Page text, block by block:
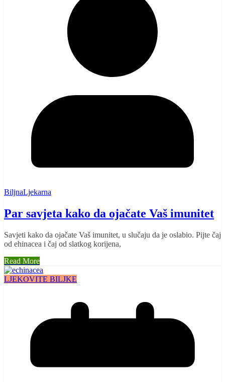
BiljnaLjekarna
Par savjeta kako da ojačate Vaš imunitet
Savjeti kako da ojačate Vaš imunitet, u slučaju da je oslabio. Pijte čaj
od ehinacea i čaj od slatkog korijena,
Read More
LJEKOVITE BILJKE